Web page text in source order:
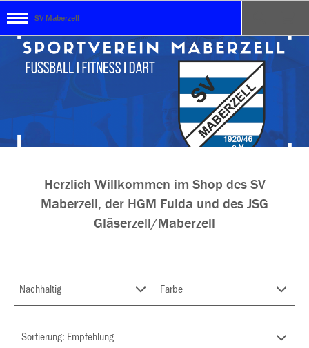
SV Maberzell
Herzlich Willkommen im Shop des SV
Maberzell, der HGM Fulda und des JSG
Gläserzell/Maberzell
Nachhaltig Farbe